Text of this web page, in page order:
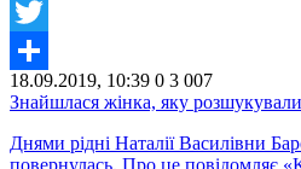
Facebook
Twitter
Share
18.09.2019, 10:39 0 3 007
Знайшлася жінка, яку
Днями рідні Наталії Василівни
повернулась. Про це повідомляє